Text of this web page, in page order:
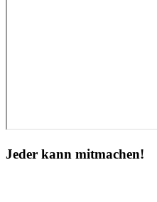
Jeder kann mitmachen!